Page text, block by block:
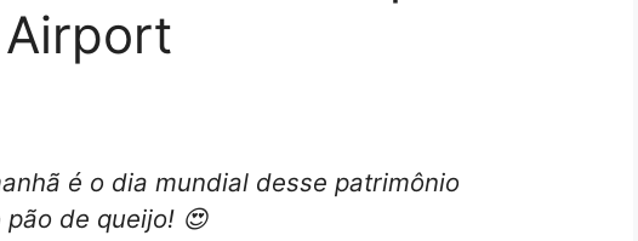
é o dia mundial desse patrimônio
de queijo! 😍